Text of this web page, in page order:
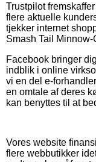
Trustpilot
flere aktuelle
tjekker internet
Smash Tail Minnow-
Facebook bringer
indblik i online
vi en del e-
en omtale af deres
kan benyttes til at
Vores website
flere webbutikker